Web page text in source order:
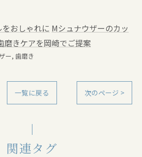
おしゃれに Mシュナウザーのカッ
磨きケアを岡崎でご提案
ー 歯磨き
一覧に戻る 次のページ >
関連タグ